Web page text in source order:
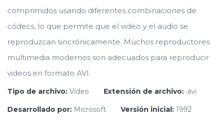
comprimidos usando diferentes combinaciones de
códecs, lo que permite que el video y el audio se
reproduzcan sincrónicamente. Muchos reproductores
multimedia modernos son adecuados para reproducir
videos en formato AVI.
Tipo de archivo: Vídeo Extensión de archivo: .avi
Desarrollado por: Microsoft Versión inicial: 1992